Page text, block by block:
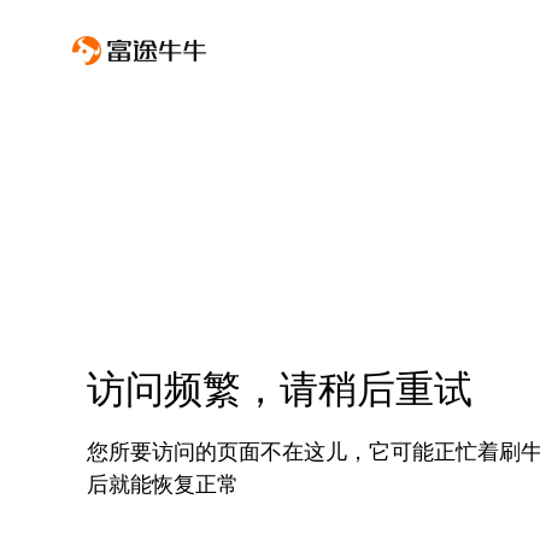
访问频繁，请稍后重试
您所要访问的页面不在这儿，它可能正忙着刷
后就能恢复正常